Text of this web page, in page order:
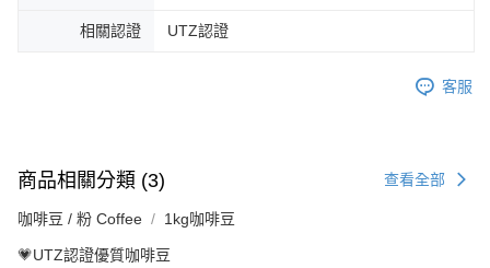
相關認證 UTZ認證
客服
商品相關分類 (3) 查看全部
咖啡豆 / 粉 Coffee 1kg咖啡豆
💗UTZ認證優質咖啡豆